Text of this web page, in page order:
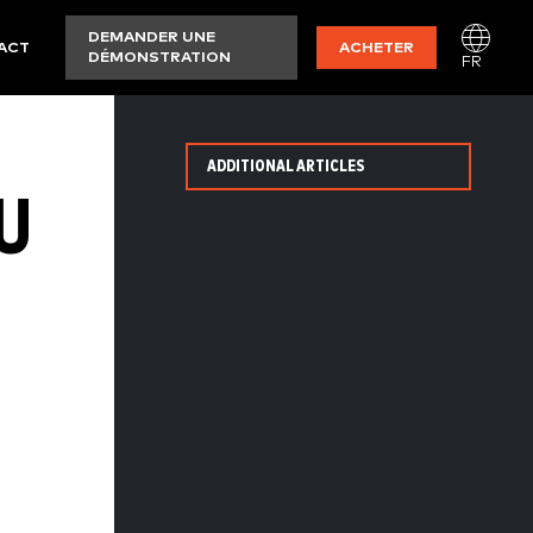
DEMANDER UNE
DÉMONSTRATION
ACHETER
FR
ADDITIONAL ARTICLES